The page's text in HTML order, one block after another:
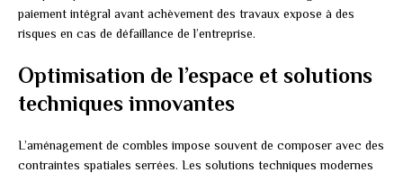
paiement intégral avant achèvement des travaux expose à des
risques en cas de défaillance de l’entreprise.
Optimisation de l’espace et solutions
techniques innovantes
L’aménagement de combles impose souvent de composer avec des
contraintes spatiales serrées. Les solutions techniques modernes